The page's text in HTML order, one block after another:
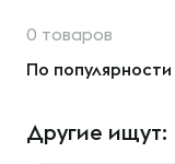
0 товаров
По популярности
Другие ищут: